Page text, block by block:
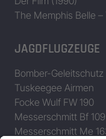
The Memphis Belle
JAGDFLUGZEUGE
Bomber-Geleitschutz
Tuskeegee Airmen
Focke Wulf FW 190
Messerschmitt Bf 109
Messerschmitt Me